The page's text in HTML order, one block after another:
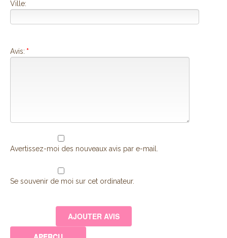
Ville:
Avis: *
Avertissez-moi des nouveaux avis par e-mail.
Se souvenir de moi sur cet ordinateur.